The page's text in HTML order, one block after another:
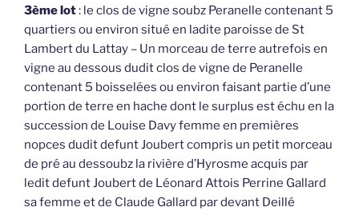
3ème lot: le clos de vigne soubz Peranelle contenant 5
quartiers ou environ situé en ladite paroisse de St
Lambert du Lattay – Un morceau de terre autrefois en
vigne au dessous dudit clos de vigne de Peranelle
contenant 5 boisselées ou environ faisant partie d’une
portion de terre en hache dont le surplus est échu en la
succession de Louise Davy femme en premières
nopces dudit defunt Joubert compris un petit morceau
de pré au dessoubz la rivière d’Hyrosme acquis par
ledit defunt Joubert de Léonard Attois Perrine Gallard
sa femme et de Claude Gallard par devant Deillé